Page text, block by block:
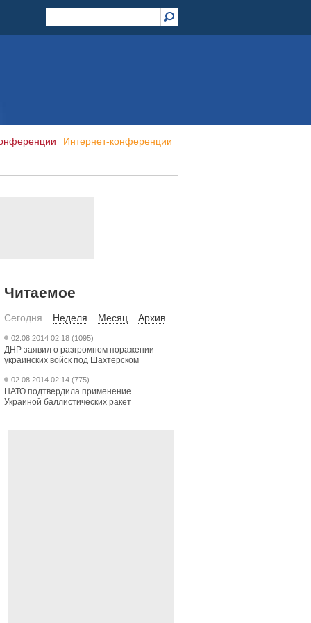
Интернет-конференции
Читаемое
Сегодня Неделя Месяц Архив
02.08.2014 02:18 (1095)
ДНР заявил о разгромном поражении
украинских войск под Шахтерском
02.08.2014 02:14 (775)
НАТО подтвердила применение
Украиной баллистических ракет